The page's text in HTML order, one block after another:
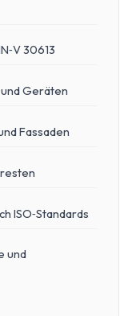
30613
Geräten
Fassaden
ISO‑Standards
und